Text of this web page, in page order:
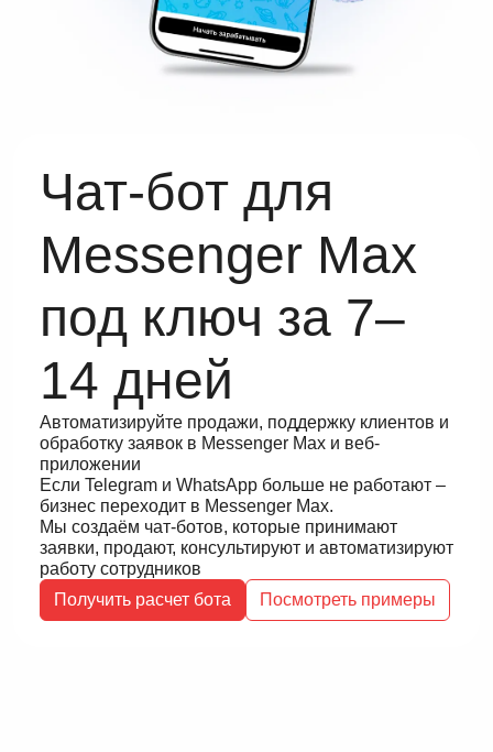
Чат-бот для
Messenger Max
под ключ за 7–
14 дней
Автоматизируйте продажи, поддержку клиентов и
обработку заявок в Messenger Max и веб-
приложении
Если Telegram и WhatsApp больше не работают –
бизнес переходит в Messenger Max.
Мы создаём чат-ботов, которые принимают
заявки, продают, консультируют и автоматизируют
работу сотрудников
Получить расчет бота
Посмотреть примеры